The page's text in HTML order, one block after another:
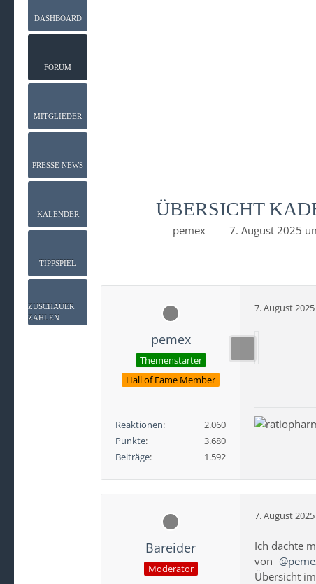
DASHBOARD
FORUM
MITGLIEDER
PRESSE NEWS
KALENDER
TIPPSPIEL
ZUSCHAUER
ZAHLEN
ÜBERSICHT
pemex 7. August 2025
pemex
Themenstarter
Hall of Fame Member
Reaktionen
2.060
Punkte
3.680
Beiträge
1.592
7. August
Bareider
Moderator
7. August
Ich dachte
von
Übersicht